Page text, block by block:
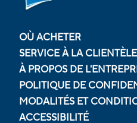
OÙ ACHETER
SERVICE À LA CLIENTÈLE
À PROPOS DE
POLITIQUE DE
MODALITÉS ET
ACCESSIBILITÉ